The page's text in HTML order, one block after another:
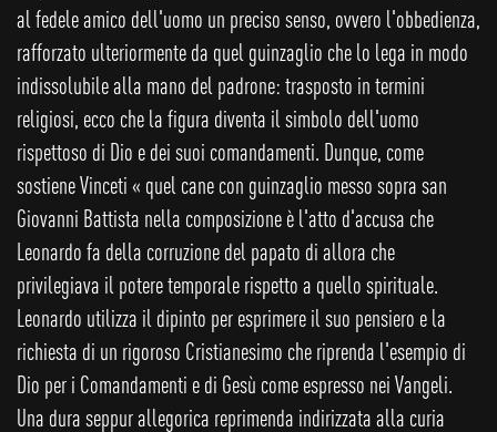
al fedele amico dell'uomo un preciso senso, ovvero l'obbedienza,
rafforzato ulteriormente da quel guinzaglio che lo lega in modo
indissolubile alla mano del padrone: trasposto in termini
religiosi, ecco che la figura diventa il simbolo dell'uomo
rispettoso di Dio e dei suoi comandamenti. Dunque, come
sostiene Vinceti « quel cane con guinzaglio messo sopra san
Giovanni Battista nella composizione è l'atto d'accusa che
Leonardo fa della corruzione del papato di allora che
privilegiava il potere temporale rispetto a quello spirituale.
Leonardo utilizza il dipinto per esprimere il suo pensiero e la
richiesta di un rigoroso Cristianesimo che riprenda l'esempio di
Dio per i Comandamenti e di Gesù come espresso nei Vangeli.
Una dura seppur allegorica reprimenda indirizzata alla curia